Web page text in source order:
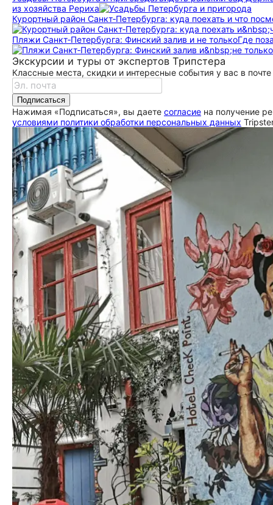
из хозяйства Рериха
Курортный район Санкт‑Петербурга: куда поехать и что
Пляжи Санкт‑Петербурга: Финский залив и не толькоГде
Экскурсии и туры от экспертов Трипстера
Классные места, скидки и интересные события у вас в почте
Подписаться
Нажимая «Подписаться», вы даете согласие на получение
условиями политики обработки персональных данных